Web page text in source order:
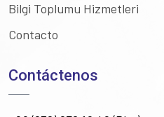
Bilgi Toplumu Hizmetleri
Contacto
Contáctenos